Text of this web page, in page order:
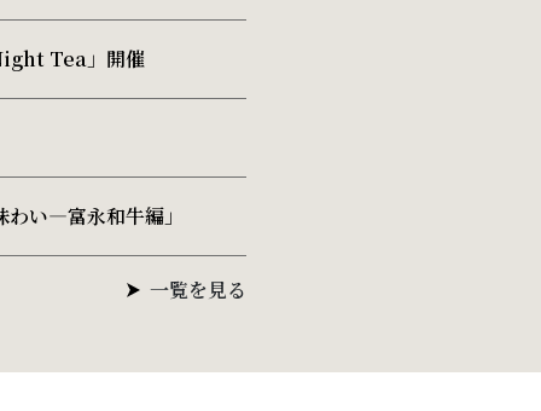
Tea」開催
い―富永和牛編」
一覧を見る